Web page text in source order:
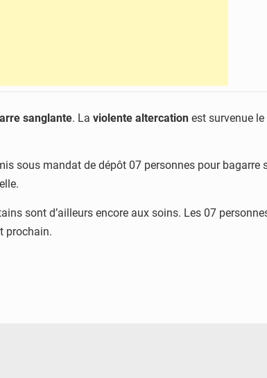
sanglante. La violente altercation est survenue
sous mandat de dépôt 07 personnes pour
sont d’ailleurs encore aux soins. Les 07
prochain.